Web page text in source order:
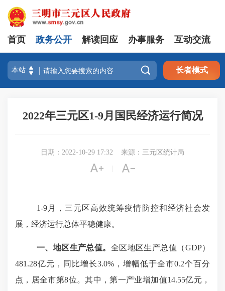
首页 政务公开 解读回应 办事服务 互动交流
 长者模式
2022年三元区1-9月国民经济运行简况
日期：2022-10-29 17:32 来源：三元区统计局
 
1-9月 ， 三元区高效统筹疫情防控和经济社会发
展，经济运行总体平稳健康。
一、地区生产总值。 全区地区生产总值（GDP）
481.28亿元，同比增长3.0%， 增幅低于全市0.2个百分
点 ，居全市第8位。其中，第一产业增加值14.55亿元，